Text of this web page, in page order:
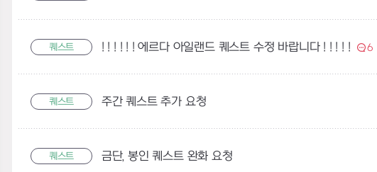
퀘스트 ! ! ! ! ! ! 에르다 아일랜드 퀘스트 수정 바랍니다 ! ! ! ! ! 6
퀘스트 주간 퀘스트 추가 요청
퀘스트 금단, 봉인 퀘스트 완화 요청